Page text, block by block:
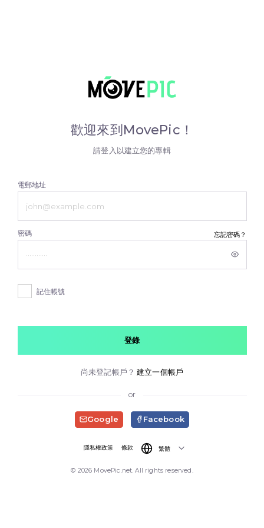
歡迎來到MovePic！
請登入以建立您的專輯
電郵地址
密碼 忘記密碼？
記住帳號
登錄
尚未登記帳戶？ 建立一個帳戶
or
Google Facebook
隱私權政策 條款 繁體
© 2026 MovePic.net. All rights reserved.